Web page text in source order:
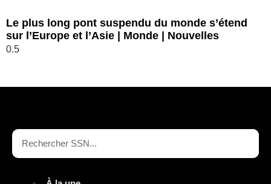
Le plus long pont suspendu du monde s’étend
sur l’Europe et l’Asie | Monde | Nouvelles